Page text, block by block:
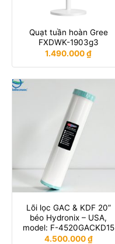
Quạt tuần hoàn Gree
FXDWK-1903g3
1.490.000₫
Lõi lọc GAC & KDF 20”
béo Hydronix – USA,
model: F-4520GACKD15
4.500.000₫